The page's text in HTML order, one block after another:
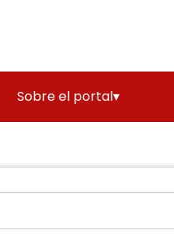
Sobre el portal▾